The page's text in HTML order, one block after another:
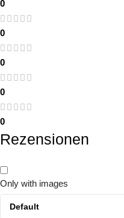
0
0
0
0
0
Rezensionen
Only with images